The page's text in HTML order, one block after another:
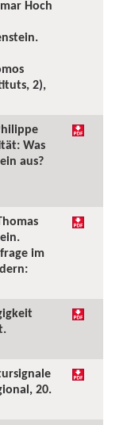
Hoch
2),
Was
aus?
im
20.